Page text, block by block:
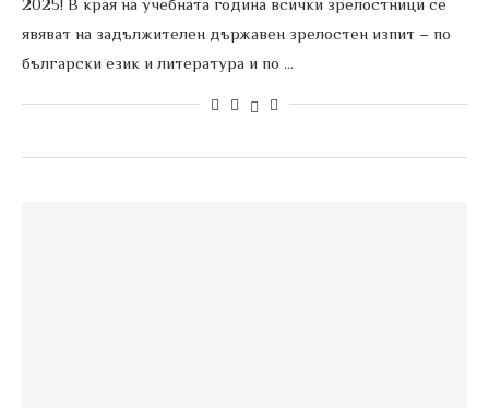
2025! В края на учебната година всички зрелостници се
явяват на задължителен държавен зрелостен изпит – по
български език и литература и по …